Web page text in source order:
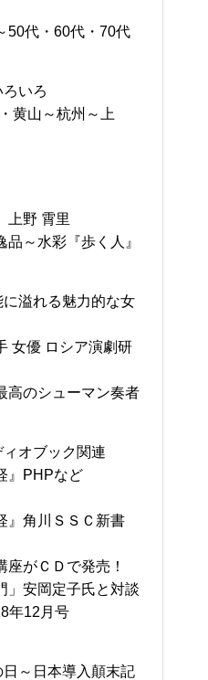
50代・60代・70代
ろいろ
黄山～杭州～上
上野 霄里
～水彩『歩く人』
溢れる魅力的な女
女優 ロシア演劇研
高のシューマン奏者
オブック関連
』PHPなど
』角川ＳＳＣ新書
がＣＤで発売！
」安岡定子氏と対談
年12月号
～日本導入顛末記